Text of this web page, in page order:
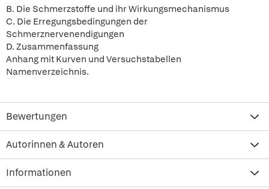
B. Die Schmerzstoffe und ihr Wirkungsmechanismus
C. Die Erregungsbedingungen der
Schmerznervenendigungen
D. Zusammenfassung
Anhang mit Kurven und Versuchstabellen
Namenverzeichnis.
Bewertungen
Autorinnen & Autoren
Informationen